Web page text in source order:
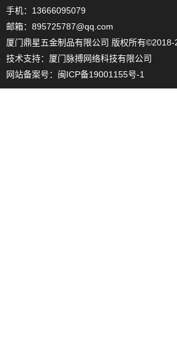
手机：13666095079
邮箱：895725787@qq.com
厦门鼎星五金制品有限公司 版权所有©2018-
技术支持： 厦门脉搏网络科技有限公司
网站备案号： 闽ICP备19001155号-1